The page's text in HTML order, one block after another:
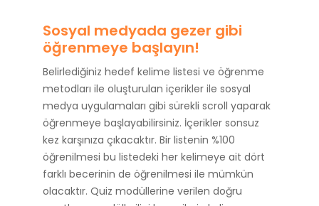
Sosyal medyada gezer gibi
öğrenmeye başlayın!
Belirlediğiniz hedef kelime listesi ve öğrenme
metodları ile oluşturulan içerikler ile sosyal
medya uygulamaları gibi sürekli scroll yaparak
öğrenmeye başlayabilirsiniz. İçerikler sonsuz
kez karşınıza çıkacaktır. Bir listenin %100
öğrenilmesi bu listedeki her kelimeye ait dört
farklı becerinin de öğrenilmesi ile mümkün
olacaktır. Quiz modüllerine verilen doğru